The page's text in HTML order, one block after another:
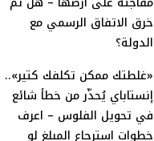
خرق الاتفاق الرسمي مع
الدولة؟
«غلطتك ممكن تكلفك كتير»..
إنستاباي يُحذّر من خطأ شائع
في تحويل الفلوس – اعرف
خطوات استرجاع المبلغ لو